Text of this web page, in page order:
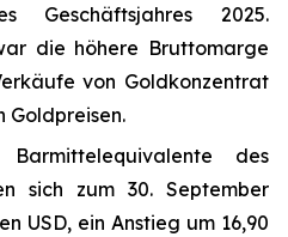
Geschäftsjahres 2025.
die höhere Bruttomarge
von Goldkonzentrat
Goldpreisen.
des
sich zum 30. September
USD, ein Anstieg um 16,90